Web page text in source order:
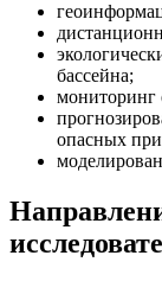
бассейна;
мониторинг
опасных